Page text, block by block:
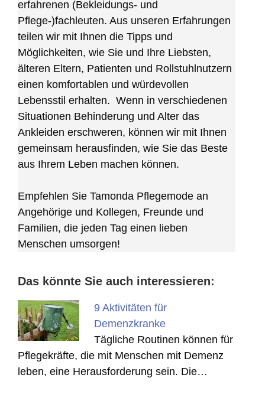
erfahrenen (Bekleidungs- und
Pflege-)fachleuten. Aus unseren Erfahrungen
teilen wir mit Ihnen die Tipps und
Möglichkeiten, wie Sie und Ihre Liebsten,
älteren Eltern, Patienten und Rollstuhlnutzern
einen komfortablen und würdevollen
Lebensstil erhalten. Wenn in verschiedenen
Situationen Behinderung und Alter das
Ankleiden erschweren, können wir mit Ihnen
gemeinsam herausfinden, wie Sie das Beste
aus Ihrem Leben machen können.
Empfehlen Sie Tamonda Pflegemode an
Angehörige und Kollegen, Freunde und
Familien, die jeden Tag einen lieben
Menschen umsorgen!
Das könnte Sie auch interessieren:
9 Aktivitäten für
Demenzkranke
Tägliche Routinen können für
Pflegekräfte, die mit Menschen mit Demenz
leben, eine Herausforderung sein. Die…